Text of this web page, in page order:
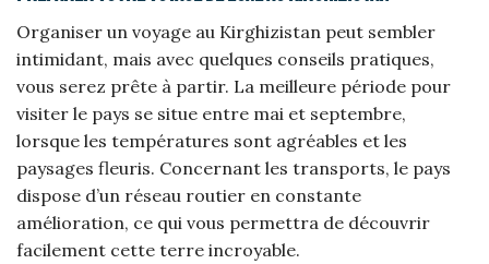
Organiser un voyage au Kirghizistan peut sembler
intimidant, mais avec quelques conseils pratiques,
vous serez prête à partir. La meilleure période pour
visiter le pays se situe entre mai et septembre,
lorsque les températures sont agréables et les
paysages fleuris. Concernant les transports, le pays
dispose d’un réseau routier en constante
amélioration, ce qui vous permettra de découvrir
facilement cette terre incroyable.